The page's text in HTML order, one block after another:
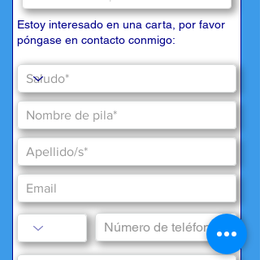
Estoy interesado en una carta, por favor
póngase en contacto conmigo: